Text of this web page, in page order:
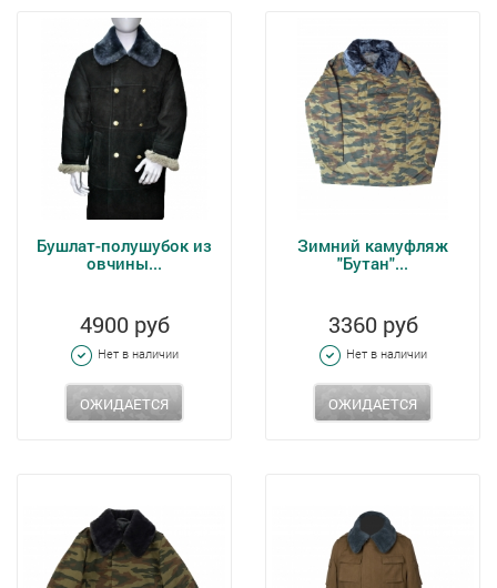
Бушлат-полушубок из
овчины...
4900 руб
Нет в наличии
ОЖИДАЕТСЯ
Зимний камуфляж
"Бутан"...
3360 руб
Нет в наличии
ОЖИДАЕТСЯ